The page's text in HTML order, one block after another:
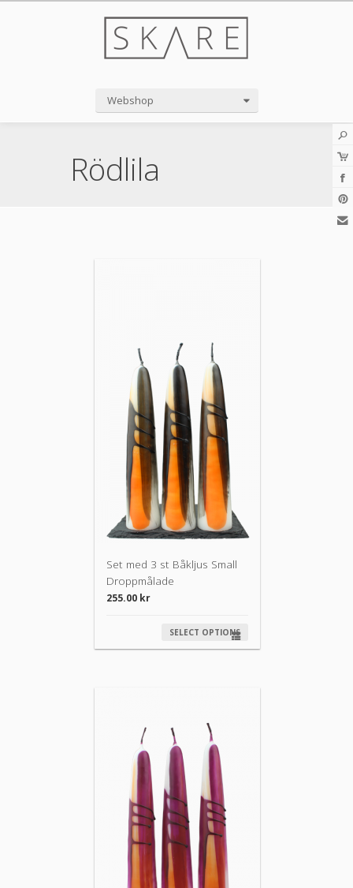
Webshop
Rödlila
Set med 3 st Båkljus Small
Droppmålade
255.00 kr
SELECT OPTIONS